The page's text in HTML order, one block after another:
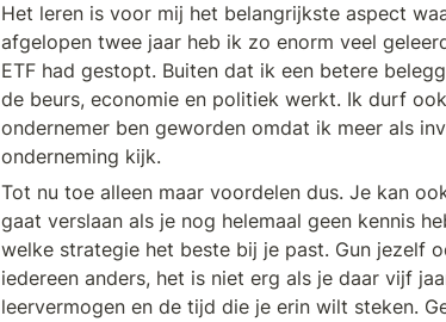
Het leren is voor mij het belangrijkste aspect
afgelopen twee jaar heb ik zo enorm veel
ETF had gestopt. Buiten dat ik een betere
de beurs, economie en politiek werkt. Ik durf
ondernemer ben geworden omdat ik meer als
onderneming kijk.
Tot nu toe alleen maar voordelen dus. Je kan
gaat verslaan als je nog helemaal geen kennis
welke strategie het beste bij je past. Gun jezelf
iedereen anders, het is niet erg als je daar vijf
leervermogen en de tijd die je erin wilt steken.